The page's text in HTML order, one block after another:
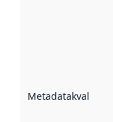
Metadatakvalitet